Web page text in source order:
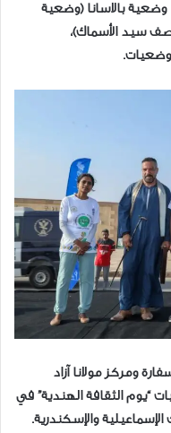
وضعية بالاسانا (وضعية
سيد الأسماك)،
ومركز مولانا آزاد
“يوم الثقافة الهندية” في
والإسكندرية.